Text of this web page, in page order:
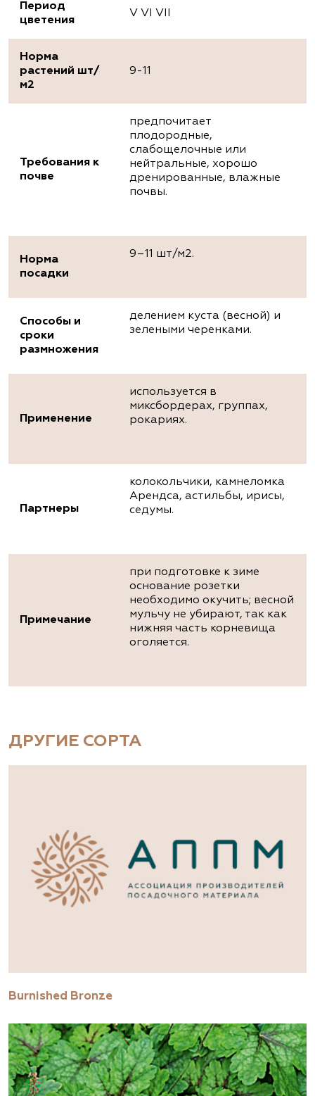
Период
цветения
V VI VII
Норма
растений шт/
м2
9-11
Требования к
почве
предпочитает
плодородные,
слабощелочные или
нейтральные, хорошо
дренированные, влажные
почвы.
Норма
посадки
9–11 шт/м2.
Способы и
сроки
размножения
делением куста (весной) и
зелеными черенками.
Применение
используется в
миксбордерах, группах,
рокариях.
Партнеры
колокольчики, камнеломка
Арендса, астильбы, ирисы,
седумы.
Примечание
при подготовке к зиме
основание розетки
необходимо окучить; весной
мульчу не убирают, так как
нижняя часть корневища
оголяется.
ДРУГИЕ СОРТА
Burnished Bronze